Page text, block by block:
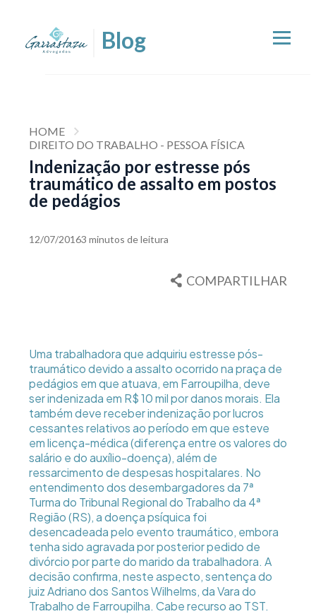
HOME
DIREITO DO TRABALHO - PESSOA FÍSICA
Indenização por estresse pós
traumático de assalto em postos
de pedágios
12/07/20163 minutos de leitura
COMPARTILHAR
Uma trabalhadora que adquiriu estresse pós-
traumático devido a assalto ocorrido na praça de
pedágios em que atuava, em Farroupilha, deve
ser indenizada em R$ 10 mil por danos morais. Ela
também deve receber indenização por lucros
cessantes relativos ao período em que esteve
em licença-médica (diferença entre os valores do
salário e do auxílio-doença), além de
ressarcimento de despesas hospitalares. No
entendimento dos desembargadores da 7ª
Turma do Tribunal Regional do Trabalho da 4ª
Região (RS), a doença psíquica foi
desencadeada pelo evento traumático, embora
tenha sido agravada por posterior pedido de
divórcio por parte do marido da trabalhadora. A
decisão confirma, neste aspecto, sentença do
juiz Adriano dos Santos Wilhelms, da Vara do
Trabalho de Farroupilha. Cabe recurso ao TST.